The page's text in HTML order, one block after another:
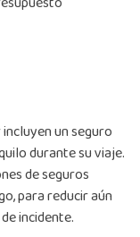
un seguro
durante su viaje.
de seguros
para reducir aún
incidente.